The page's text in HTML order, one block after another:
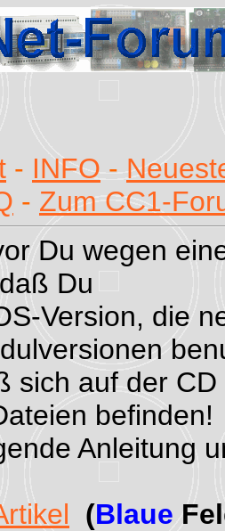
- INFO -
- Zum CC1-
Du wegen
Du
Version, die
sich auf der
befinden!
Anleitung
(Blaue